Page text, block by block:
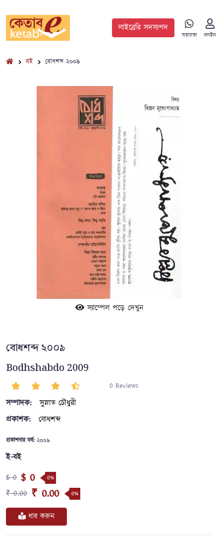
লাইব্রেরি সদস্যপদ
সহায়তা লগইন
বই বোধশব্দ ২০০৯
স্যাম্পেল পড়ে দেখুন
বোধশব্দ ২০০৯
Bodhshabdo 2009
0 Reviews
সম্পাদক:
সুস্নাত চৌধুরী
প্রকাশক:
বোধশব্দ
প্রকাশনার বর্ষ: ২০০৯
ই-বই
$ 0 $ 0 0%
₹ 0.00 ₹ 0.00 0%
ধার করুন